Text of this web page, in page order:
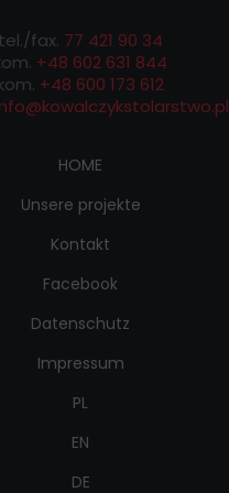
tel./fax. 77 421 90 34
+48 602 631 844
+48 600 173 612
HOME
Unsere projekte
Kontakt
Facebook
Datenschutz
Impressum
PL
EN
DE